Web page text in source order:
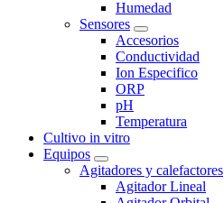
Humedad
Sensores
Accesorios
Conductividad
Ion Especifico
ORP
pH
Temperatura
Cultivo in vitro
Equipos
Agitadores y calefactores
Agitador Lineal